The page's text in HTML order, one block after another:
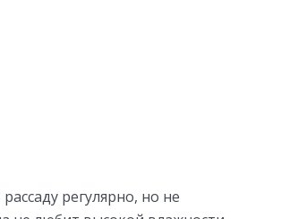
регулярно, но не